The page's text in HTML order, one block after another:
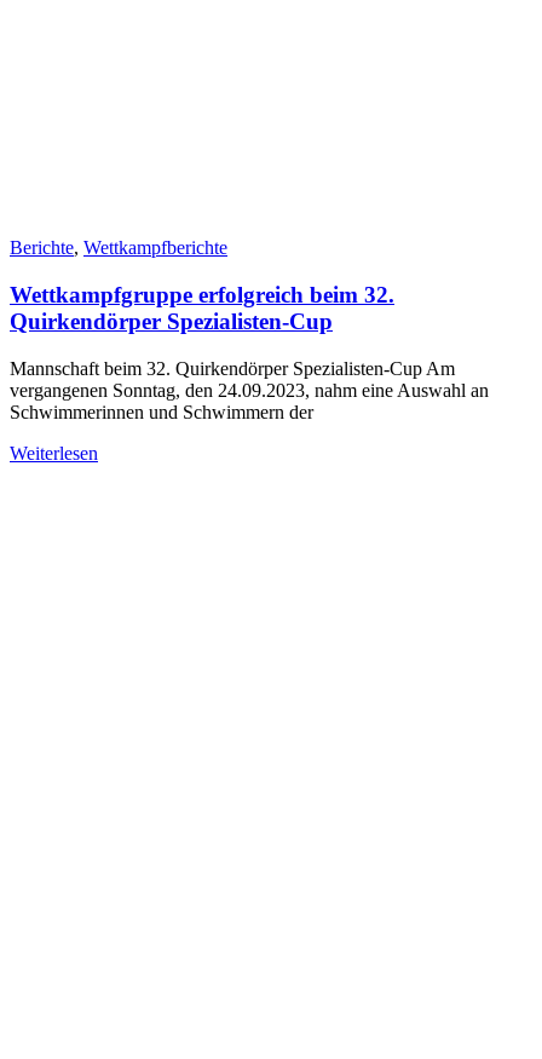
Berichte, Wettkampfberichte
Wettkampfgruppe erfolgreich beim 32.
Quirkendörper Spezialisten-Cup
Mannschaft beim 32. Quirkendörper Spezialisten-Cup Am
vergangenen Sonntag, den 24.09.2023, nahm eine Auswahl an
Schwimmerinnen und Schwimmern der
Weiterlesen